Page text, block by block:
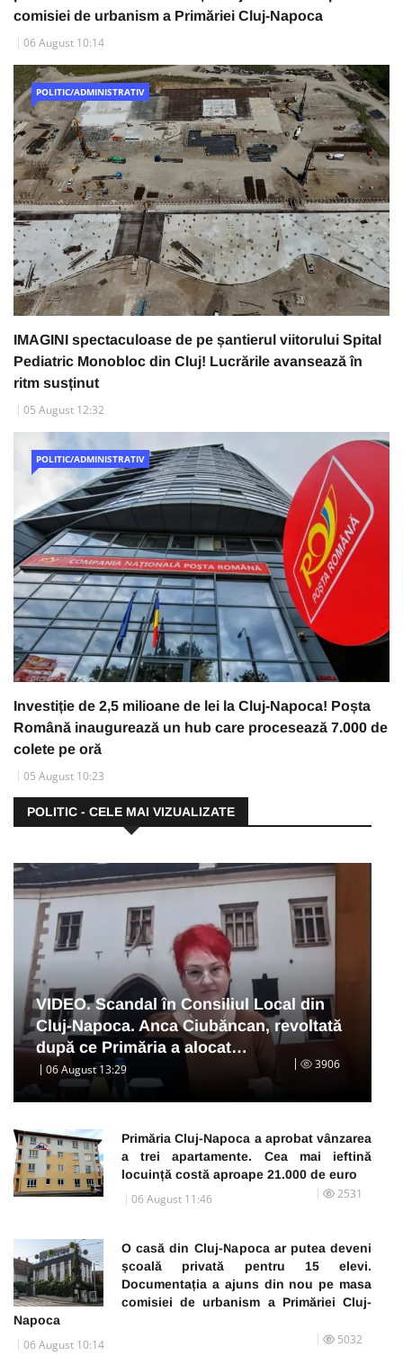
comisiei de urbanism a Primăriei Cluj-Napoca
06 August 10:14
POLITIC/ADMINISTRATIV
IMAGINI spectaculoase de pe șantierul viitorului Spital
Pediatric Monobloc din Cluj! Lucrările avansează în
ritm susținut
05 August 12:32
POLITIC/ADMINISTRATIV
Investiție de 2,5 milioane de lei la Cluj-Napoca! Poșta
Română inaugurează un hub care procesează 7.000 de
colete pe oră
05 August 10:23
POLITIC - CELE MAI VIZUALIZATE
VIDEO. Scandal în Consiliul Local din
Cluj-Napoca. Anca Ciubăncan, revoltată
după ce Primăria a alocat…
06 August 13:29 3906
Primăria Cluj-Napoca a aprobat vânzarea
a trei apartamente. Cea mai ieftină
locuință costă aproape 21.000 de euro
06 August 11:46 2531
O casă din Cluj-Napoca ar putea deveni
școală privată pentru 15 elevi.
Documentația a ajuns din nou pe masa
comisiei de urbanism a Primăriei Cluj-
Napoca
06 August 10:14 5032